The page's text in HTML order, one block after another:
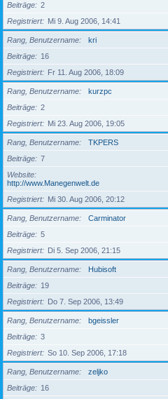
Beiträge
2
Registriert
Mi 9. Aug 2006, 14:41
Rang, Benutzername
kri
Beiträge
16
Registriert
Fr 11. Aug 2006, 18:09
Rang, Benutzername
kurzpc
Beiträge
2
Registriert
Mi 23. Aug 2006, 19:05
Rang, Benutzername
TKPERS
Beiträge
7
Website
http://www.Manegenwelt.de
Registriert
Mi 30. Aug 2006, 20:12
Rang, Benutzername
Carminator
Beiträge
5
Registriert
Di 5. Sep 2006, 21:15
Rang, Benutzername
Hubisoft
Beiträge
19
Registriert
Do 7. Sep 2006, 13:49
Rang, Benutzername
bgeissler
Beiträge
3
Registriert
So 10. Sep 2006, 17:18
Rang, Benutzername
zeljko
Beiträge
16